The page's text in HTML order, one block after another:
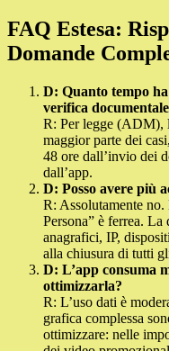
FAQ Estesa:
Domande
D: Quanto tempo
verifica
R: Per legge (ADM),
maggior parte dei
48 ore dall’invio dei
dall’app.
D: Posso avere più
R: Assolutamente
Persona” è ferrea.
anagrafici, IP,
alla chiusura di tutti
D: L’app consuma
ottimizzarla?
R: L’uso dati è
grafica complessa
ottimizzare: nelle